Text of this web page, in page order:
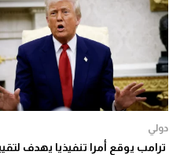
دولي
ترامب يوقع أمرا تنفيذيا يهدف